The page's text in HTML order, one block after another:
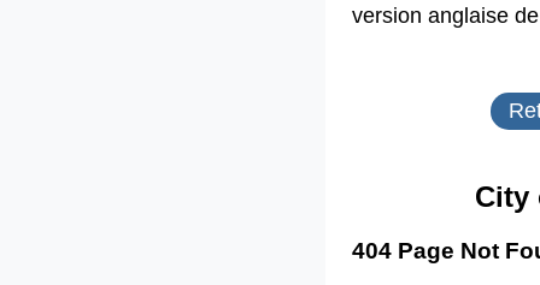
version anglaise
City
404 Page Not